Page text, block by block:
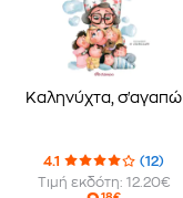
Καληνύχτα, σ'αγαπώ
4.1
(12)
Τιμή εκδότη: 12.20€